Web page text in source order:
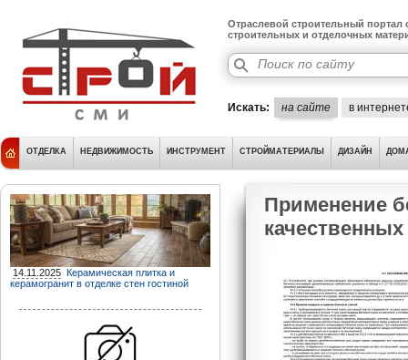
Отраслевой строительный портал
строительных и отделочных
Искать: на сайте в
ОТДЕЛКА НЕДВИЖИМОСТЬ ИНСТРУМЕНТ СТРОЙМАТЕРИАЛЫ ДИЗАЙН
14.11.2025 Керамическая плитка и
керамогранит в отделке стен гостиной
Применение